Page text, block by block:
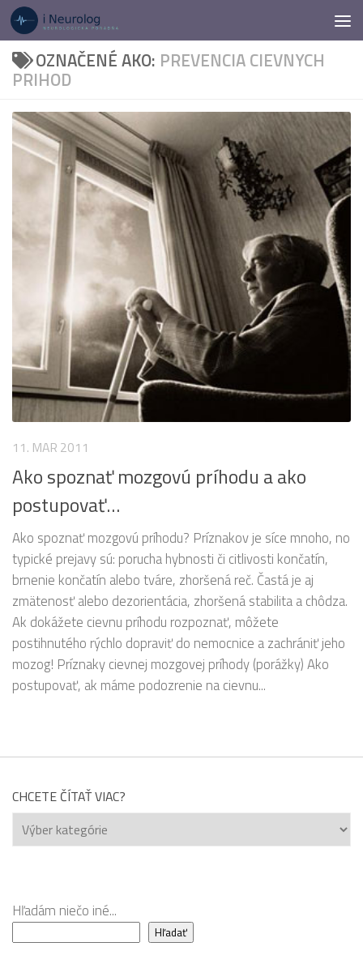
Preskočiť na obsah
OZNAČENÉ AKO: PREVENCIA CIEVNYCH
PRIHOD
11. MAR 2011
Ako spoznať mozgovú príhodu a ako
postupovať…
Ako spoznať mozgovú príhodu? Príznakov je síce mnoho, no
typické prejavy sú: porucha hybnosti či citlivosti končatín,
brnenie končatín alebo tváre, zhoršená reč. Častá je aj
zmätenosť alebo dezorientácia, zhoršená stabilita a chôdza.
Ak dokážete cievnu príhodu rozpoznať, môžete
postihnutého rýchlo dopraviť do nemocnice a zachrániť jeho
mozog! Príznaky cievnej mozgovej príhody (porážky) Ako
postupovať, ak máme podozrenie na cievnu...
CHCETE ČÍTAŤ VIAC?
Chcete
čítať
Hľadám niečo iné...
Hľadať